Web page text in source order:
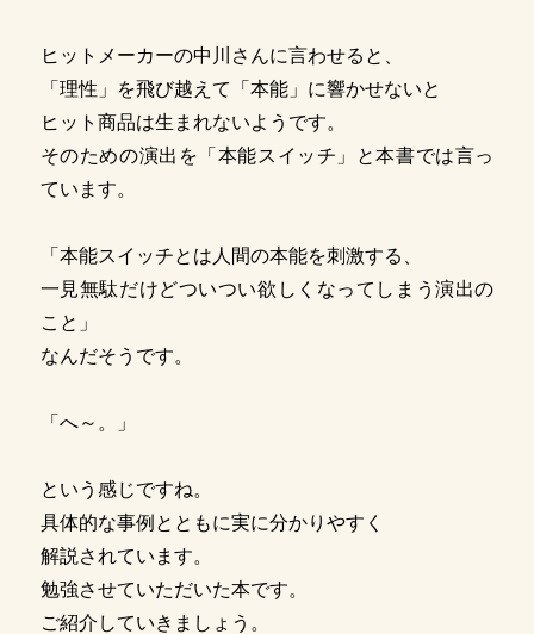
ヒットメーカーの中川さんに言わせると、
「理性」を飛び越えて「本能」に響かせないと
ヒット商品は生まれないようです。
そのための演出を「本能スイッチ」と本書では言っ
ています。
「本能スイッチとは人間の本能を刺激する、
一見無駄だけどついつい欲しくなってしまう演出の
こと」
なんだそうです。
「へ～。」
という感じですね。
具体的な事例とともに実に分かりやすく
解説されています。
勉強させていただいた本です。
ご紹介していきましょう。